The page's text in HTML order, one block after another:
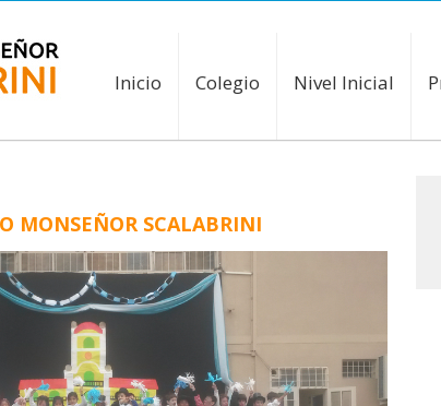
Inicio Colegio Nivel Inicial
MONSEÑOR SCALABRINI